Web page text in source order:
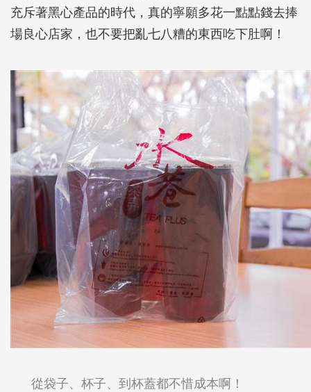
充斥著黑心產品的時代，真的寧願多花一點點錢去捧
場良心店家，也不要把亂七八糟的東西吃下肚啊！
從袋子、杯子、到杯蓋都不惜成本啊！